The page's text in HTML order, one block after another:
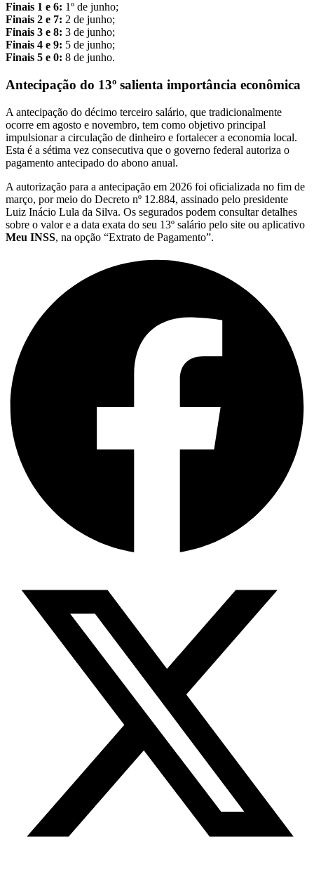
Finais 1 e 6: 1º de junho;
Finais 2 e 7: 2 de junho;
Finais 3 e 8: 3 de junho;
Finais 4 e 9: 5 de junho;
Finais 5 e 0: 8 de junho.
Antecipação do 13º salienta importância econômica
A antecipação do décimo terceiro salário, que tradicionalmente
ocorre em agosto e novembro, tem como objetivo principal
impulsionar a circulação de dinheiro e fortalecer a economia local.
Esta é a sétima vez consecutiva que o governo federal autoriza o
pagamento antecipado do abono anual.
A autorização para a antecipação em 2026 foi oficializada no fim de
março, por meio do Decreto nº 12.884, assinado pelo presidente
Luiz Inácio Lula da Silva. Os segurados podem consultar detalhes
sobre o valor e a data exata do seu 13º salário pelo site ou aplicativo
Meu INSS, na opção “Extrato de Pagamento”.